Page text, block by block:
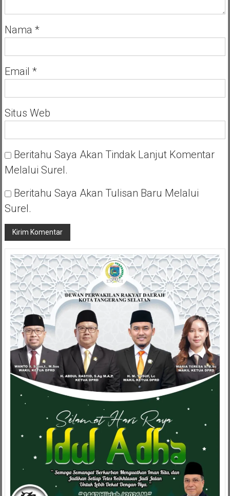
Nama *
Email *
Situs Web
Beritahu Saya Akan Tindak Lanjut Komentar
Melalui Surel.
Beritahu Saya Akan Tulisan Baru Melalui
Surel.